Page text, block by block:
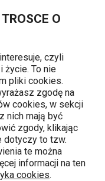
O
czyli
życie. To nie
pliki cookies.
zgodę na
cookies, w sekcji
nich mają być
zgody, klikając
dotyczy to tzw.
te można
informacji na ten
cookies.